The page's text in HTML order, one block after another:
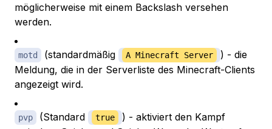
möglicherweise mit einem Backslash versehen
werden.
motd (standardmäßig A Minecraft Server
) - die
Meldung, die in der Serverliste des Minecraft-Clients
angezeigt wird.
pvp (Standard true
) - aktiviert den Kampf